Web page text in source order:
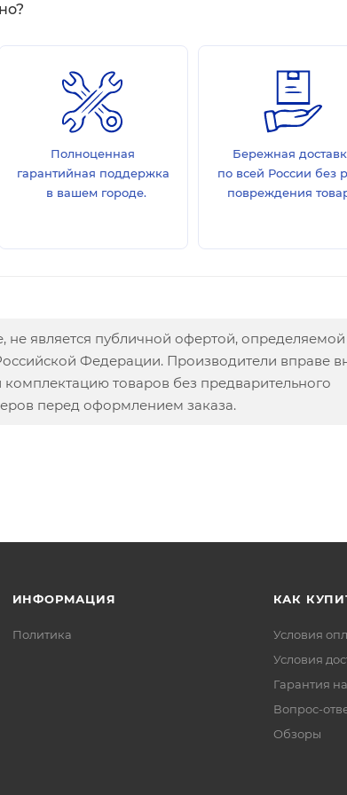
Полноценная
гарантийная поддержка
в вашем городе.
Бережная
по всей России без
повреждения
является публичной офертой, определяемой
Федерации. Производители вправе
товаров без предварительного
перед оформлением заказа.
ИНФОРМАЦИЯ
Политика
КАК
Условия
Условия
Гарантия
Вопрос-
Обзоры